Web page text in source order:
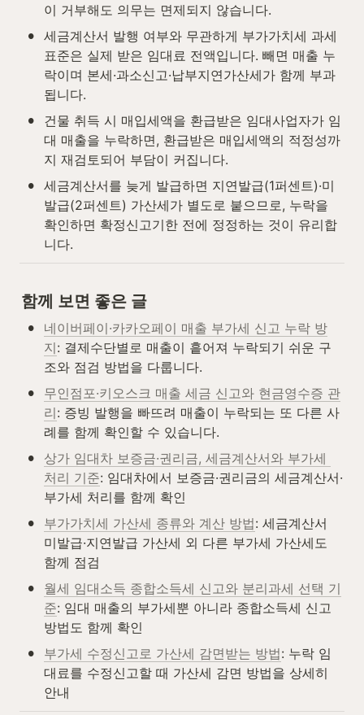
이 거부해도 의무는 면제되지 않습니다.
• 세금계산서 발행 여부와 무관하게 부가가치세 과세
표준은 실제 받은 임대료 전액입니다. 빼면 매출 누
락이며 본세·과소신고·납부지연가산세가 함께 부과
됩니다.
•
건물 취득 시 매입세액을 환급받은 임대사업자가 임
대 매출을 누락하면, 환급받은 매입세액의 적정성까
지 재검토되어 부담이 커집니다.
• 세금계산서를 늦게 발급하면 지연발급(1퍼센트)·미
발급(2퍼센트) 가산세가 별도로 붙으므로, 누락을
확인하면 확정신고기한 전에 정정하는 것이 유리합
니다.
함께 보면 좋은 글
•
네이버페이·카카오페이 매출 부가세 신고 누락 방
지: 결제수단별로 매출이 흩어져 누락되기 쉬운 구
조와 점검 방법을 다룹니다.
•
무인점포·키오스크 매출 세금 신고와 현금영수증 관
리: 증빙 발행을 빠뜨려 매출이 누락되는 또 다른 사
례를 함께 확인할 수 있습니다.
•
상가 임대차 보증금·권리금, 세금계산서와 부가세
처리 기준: 임대차에서 보증금·권리금의 세금계산서·
부가세 처리를 함께 확인
• 부가가치세 가산세 종류와 계산 방법: 세금계산서
미발급·지연발급 가산세 외 다른 부가세 가산세도
함께 점검
•
월세 임대소득 종합소득세 신고와 분리과세 선택 기
준: 임대 매출의 부가세뿐 아니라 종합소득세 신고
방법도 함께 확인
• 부가세 수정신고로 가산세 감면받는 방법: 누락 임
대료를 수정신고할 때 가산세 감면 방법을 상세히
안내